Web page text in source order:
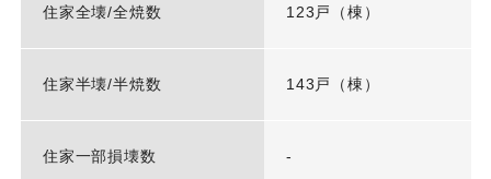
住家全壊/全焼数 123戸（棟）
住家半壊/半焼数 143戸（棟）
住家一部損壊数 -